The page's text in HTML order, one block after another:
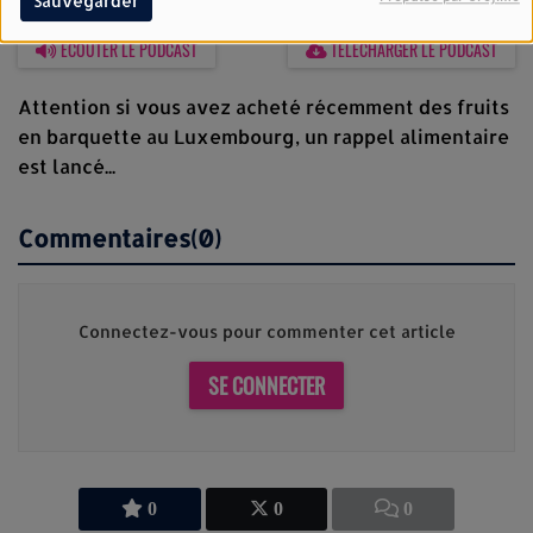
0 0 0
26 JUIN 2025
ÉCOUTER LE PODCAST TÉLÉCHARGER LE PODCAST
Attention si vous avez acheté récemment des fruits
en barquette au Luxembourg, un rappel alimentaire
est lancé...
Commentaires(0)
Connectez-vous pour commenter cet article
SE CONNECTER